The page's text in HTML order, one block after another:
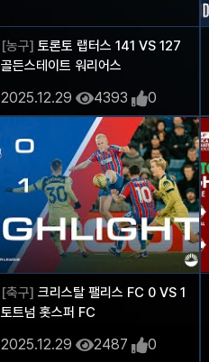
[농구] 토론토 랩터스 141 VS 127
골든스테이트 워리어스
2025.12.29 4393 0
[축구] 크리스탈 팰리스 FC 0 VS 1
토트넘 홋스퍼 FC
2025.12.29 2487 0